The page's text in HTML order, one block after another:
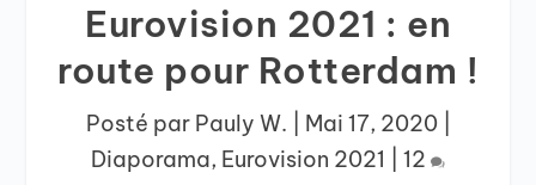
Eurovision 2021 : en
route pour Rotterdam !
Posté par Pauly W. Mai 17, 2020|
Diaporama, Eurovision 2021 12